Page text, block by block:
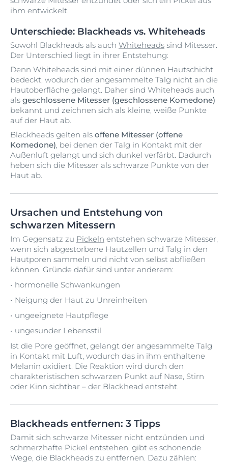
ihm entwickelt.
Unterschiede: Blackheads vs. Whiteheads
Sowohl Blackheads als auch Whiteheads sind Mitesser.
Der Unterschied liegt in ihrer Entstehung:
Denn Whiteheads sind mit einer dünnen Hautschicht
bedeckt, wodurch der angesammelte Talg nicht an die
Hautoberfläche gelangt. Daher sind Whiteheads auch
als geschlossene Mitesser (geschlossene Komedone)
bekannt und zeichnen sich als kleine, weiße Punkte
auf der Haut ab.
Blackheads gelten als offene Mitesser (offene
Komedone), bei denen der Talg in Kontakt mit der
Außenluft gelangt und sich dunkel verfärbt. Dadurch
heben sich die Mitesser als schwarze Punkte von der
Haut ab.
Ursachen und Entstehung von
schwarzen Mitessern
Im Gegensatz zu Pickeln entstehen schwarze Mitesser,
wenn sich abgestorbene Hautzellen und Talg in den
Hautporen sammeln und nicht von selbst abfließen
können. Gründe dafür sind unter anderem:
hormonelle Schwankungen
Neigung der Haut zu Unreinheiten
ungeeignete Hautpflege
ungesunder Lebensstil
Ist die Pore geöffnet, gelangt der angesammelte Talg
in Kontakt mit Luft, wodurch das in ihm enthaltene
Melanin oxidiert. Die Reaktion wird durch den
charakteristischen schwarzen Punkt auf Nase, Stirn
oder Kinn sichtbar – der Blackhead entsteht.
Blackheads entfernen: 3 Tipps
Damit sich schwarze Mitesser nicht entzünden und
schmerzhafte Pickel entstehen, gibt es schonende
Wege, die Blackheads zu entfernen. Dazu zählen: